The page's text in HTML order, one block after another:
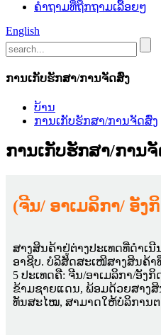
ຄຳຖາມທີ່ຖືກຖາມເລື້ອຍໆ
English
ການເກັບຮັກສາ/ການຈັດສົ່ງ
ບ້ານ
ການເກັບຮັກສາ/ການຈັດສົ່ງ
ການເກັບຮັກສາ/ການ
(ຈີນ/ ອາເມລິກາ/ ອັງ
ສາງສິນຄ້າຢູ່ຕ່າງປະເທດທີ່ດຳເ
ອາຊີບ. ບໍລິສັດສະເໜີສາງສິນຄ້າ
5 ປະເທດຄື: ຈີນ/ອາເມລິກາ/ອັງ
ຂ້າມຊາຍແດນ, ພ້ອມດ້ວຍສາງ
ທັນສະໄໝ, ສາມາດໃຫ້ບໍລິການ